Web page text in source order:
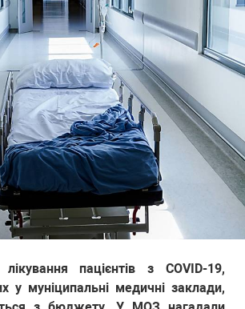
пацієнтів з COVID-19,
у муніципальні медичні заклади,